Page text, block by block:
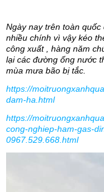
Ngày nay trên toàn
nhiều chính vì vậy kéo
công xuất , hàng năm
lại các đường ống nước
mùa mưa bão bị tắc.
https://
dam-ha.html
https://
cong-nghiep-ham-gas-
0967.529.668.html